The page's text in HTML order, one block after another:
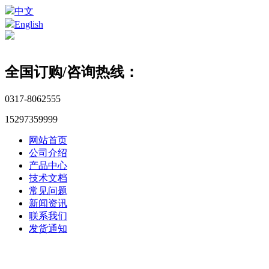
中文
English
全国订购/咨询热线：
0317-8062555
15297359999
网站首页
公司介绍
产品中心
技术文档
常见问题
新闻资讯
联系我们
发货通知